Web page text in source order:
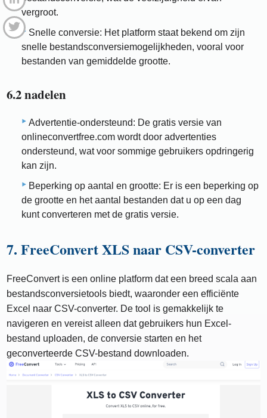
vergroot.
Snelle conversie: Het platform staat bekend om zijn
snelle bestandsconversiemogelijkheden, vooral voor
bestanden van gemiddelde grootte.
6.2 nadelen
Advertentie-ondersteund: De gratis versie van
onlineconvertfree.com wordt door advertenties
ondersteund, wat voor sommige gebruikers opdringerig
kan zijn.
Beperking op aantal en grootte: Er is een beperking op
de grootte en het aantal bestanden dat u op een dag
kunt converteren met de gratis versie.
7. FreeConvert XLS naar CSV-converter
FreeConvert is een online platform dat een breed scala aan
bestandsconversietools biedt, waaronder een efficiënte
Excel naar CSV-converter. De tool is gemakkelijk te
navigeren en vereist alleen dat gebruikers hun Excel-
bestand uploaden, de conversie starten en het
geconverteerde CSV-bestand downloaden.